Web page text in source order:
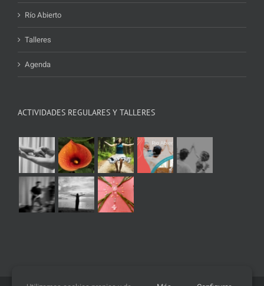
Río Abierto
Talleres
Agenda
ACTIVIDADES REGULARES Y TALLERES